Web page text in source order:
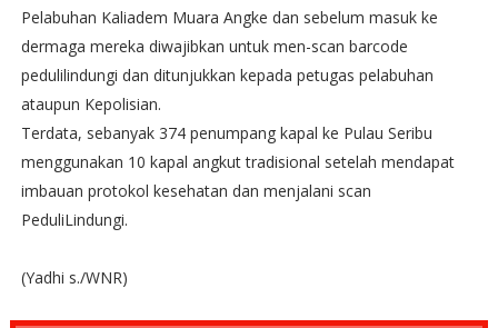
Pelabuhan Kaliadem Muara Angke dan sebelum masuk ke
dermaga mereka diwajibkan untuk men-scan barcode
pedulilindungi dan ditunjukkan kepada petugas pelabuhan
ataupun Kepolisian.
Terdata, sebanyak 374 penumpang kapal ke Pulau Seribu
menggunakan 10 kapal angkut tradisional setelah mendapat
imbauan protokol kesehatan dan menjalani scan
PeduliLindungi.
(Yadhi s./WNR)